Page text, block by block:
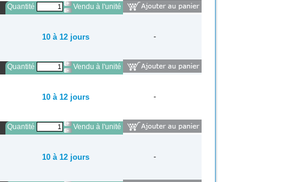
Quantité Vendu à l'unité
10 à 12 jours -
Quantité Vendu à l'unité
10 à 12 jours -
Quantité Vendu à l'unité
10 à 12 jours -